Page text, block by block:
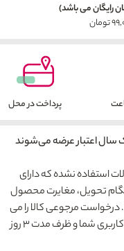
پرداخت در محل
سال اعتبار عرضه می‌شوند
نشده که دارای
تحویل، مغایرت محصول
مرجوعی کالا را می
توانید در بخش "سفارش شما" در حساب کاربری شما و ظرف مدت ۳ روز